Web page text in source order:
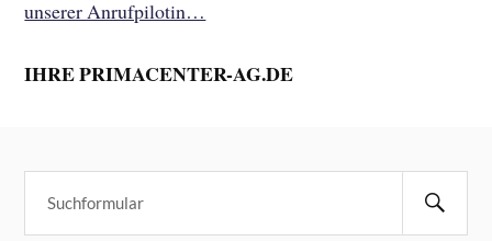
unserer Anrufpilotin…
IHRE PRIMACENTER-AG.DE